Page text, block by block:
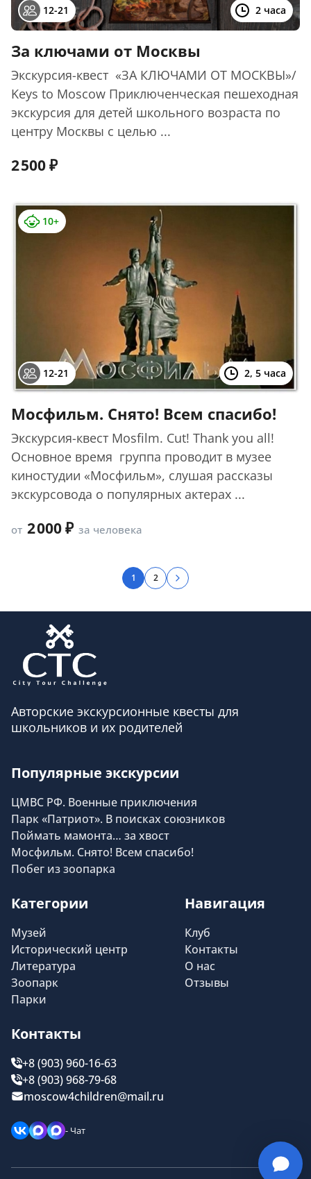
12-21 2 часа
За ключами от Москвы
Экскурсия-квест «ЗА КЛЮЧАМИ ОТ МОСКВЫ»/
Keys to Moscow Приключенческая пешеходная
экскурсия для детей школьного возраста по
центру Москвы с целью ...
2 500
10+
12-21 2, 5 часа
Мосфильм. Снято! Всем спасибо!
Экскурсия-квест Mosfilm. Cut! Thank you all!
Основное время группа проводит в музее
киностудии «Мосфильм», слушая рассказы
экскурсовода о популярных актерах ...
от 2 000 за человека
1 2
Авторские экскурсионные квесты для
школьников и их родителей
Популярные экскурсии
ЦМВС РФ. Военные приключения
Парк «Патриот». В поисках союзников
Поймать мамонта… за хвост
Мосфильм. Снято! Всем спасибо!
Побег из зоопарка
Категории
Музей
Исторический центр
Литература
Зоопарк
Парки
Навигация
Клуб
Контакты
О нас
Отзывы
Контакты
+8 (903) 960-16-63
+8 (903) 968-79-68
moscow4children@mail.ru
- Чат